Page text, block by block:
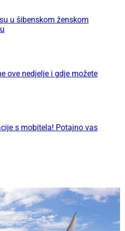
u šibenskom ženskom
ove nedjelje i gdje možete
s mobitela! Potajno vas